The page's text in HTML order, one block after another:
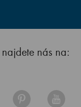
najdete nás na: